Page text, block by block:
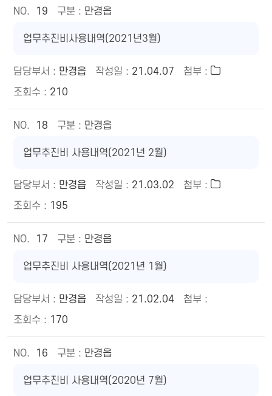
19 만경읍
업무추진비사용내역(2021년3월)
만경읍
21.04.07
210
18 만경읍
업무추진비 사용내역(2021년 2월)
만경읍
21.03.02
195
17 만경읍
업무추진비 사용내역(2021년 1월)
만경읍
21.02.04
170
16 만경읍
업무추진비 사용내역(2020년 7월)